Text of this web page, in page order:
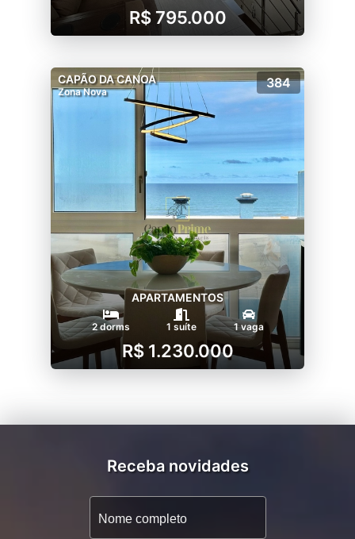
R$ 795.000
CAPÃO DA CANOA
Zona Nova
384
APARTAMENTOS
2 dorms 1 suíte 1 vaga
R$ 1.230.000
Receba novidades